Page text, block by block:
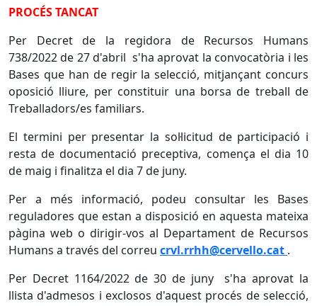
PROCÉS TANCAT
Per Decret de la regidora de Recursos Humans
738/2022 de 27 d'abril s'ha aprovat la convocatòria i les
Bases que han de regir la selecció, mitjançant concurs
oposició lliure, per constituir una borsa de treball de
Treballadors/es familiars.
El termini per presentar la sol·licitud de participació i
resta de documentació preceptiva, comença el dia 10
de maig i finalitza el dia 7 de juny.
Per a més informació, podeu consultar les Bases
reguladores que estan a disposició en aquesta mateixa
pàgina web o dirigir-vos al Departament de Recursos
Humans a través del correu crvl.rrhh@cervello.cat .
Per Decret 1164/2022 de 30 de juny s'ha aprovat la
llista d'admesos i exclosos d'aquest procés de selecció,